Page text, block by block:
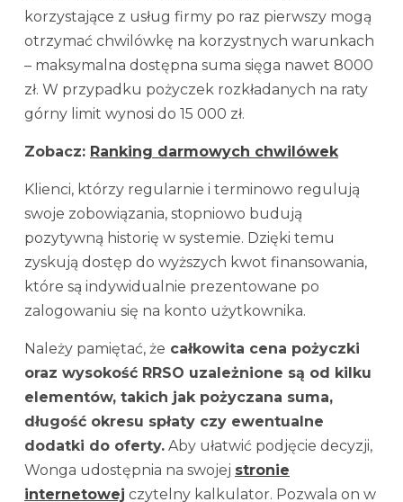
korzystające z usług firmy po raz pierwszy mogą
otrzymać chwilówkę na korzystnych warunkach
– maksymalna dostępna suma sięga nawet 8000
zł. W przypadku pożyczek rozkładanych na raty
górny limit wynosi do 15 000 zł.
Zobacz: Ranking darmowych chwilówek
Klienci, którzy regularnie i terminowo regulują
swoje zobowiązania, stopniowo budują
pozytywną historię w systemie. Dzięki temu
zyskują dostęp do wyższych kwot finansowania,
które są indywidualnie prezentowane po
zalogowaniu się na konto użytkownika.
Należy pamiętać, że całkowita cena pożyczki
oraz wysokość RRSO uzależnione są od kilku
elementów, takich jak pożyczana suma,
długość okresu spłaty czy ewentualne
dodatki do oferty. Aby ułatwić podjęcie decyzji,
Wonga udostępnia na swojej stronie
internetowej czytelny kalkulator. Pozwala on w